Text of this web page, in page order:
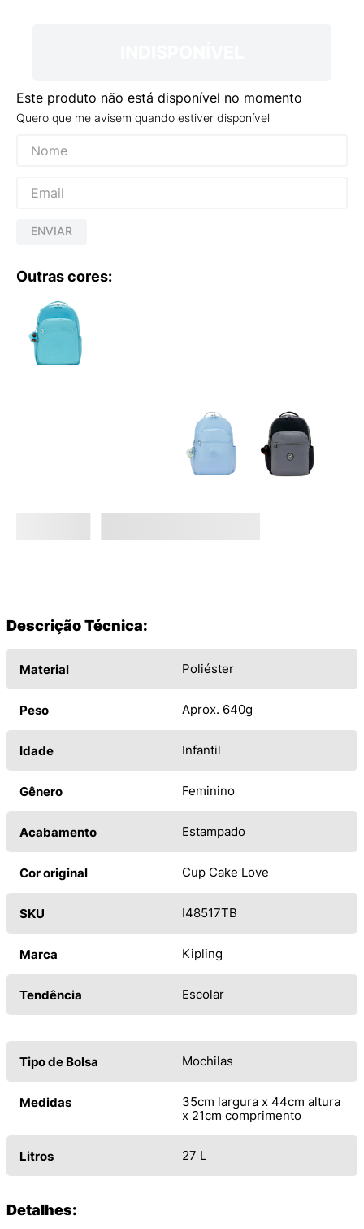
Este produto não está disponível no momento
Quero que me avisem quando estiver disponível
ENVIAR
Outras cores:
Descrição Técnica:
Material Poliéster
Peso Aprox. 640g
Idade Infantil
Gênero Feminino
Acabamento Estampado
Cor original Cup Cake Love
SKU I48517TB
Marca Kipling
Tendência Escolar
Tipo de Bolsa Mochilas
Medidas
35cm largura x 44cm altura
x 21cm comprimento
Litros 27 L
Detalhes: